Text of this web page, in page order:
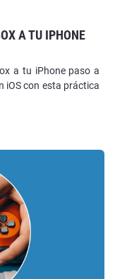
A TU IPHONE
a tu iPhone paso a
iOS con esta práctica